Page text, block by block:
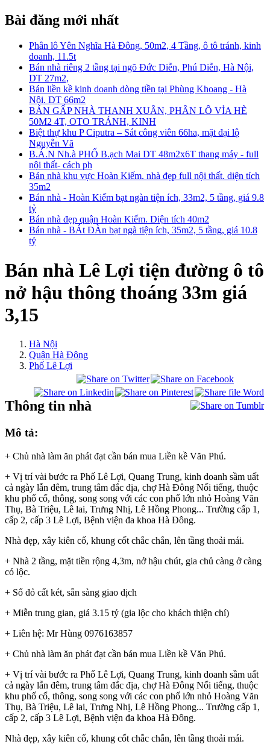
Bài đăng mới nhất
Phân lô Yên Nghĩa Hà Đông, 50m2, 4 Tầng, ô tô tránh, kinh
doanh, 11.5t
Bán nhà riêng 2 tầng tại ngõ Đức Diễn, Phú Diễn, Hà Nội,
DT 27m2,
Bán liền kề kinh doanh dòng tiền tại Phùng Khoang - Hà
Nội. DT 66m2
BÁN GẤP NHÀ THANH XUÂN, PHÂN LÔ VỈA HÈ
50M2 4T, OTO TRÁNH, KINH
Biệt thự khu P Ciputra – Sát công viên 66ha, mặt đại lộ
Nguyễn Vă
B.Á.N Nh.à PHỐ B.ạch Mai DT 48m2x6T thang máy - full
nội thất- cách ph
Bán nhà khu vực Hoàn Kiếm. nhà đẹp full nội thất. diện tích
35m2
Bán nhà - Hoàn Kiếm bạt ngàn tiện ích, 33m2, 5 tầng, giá 9.8
tỷ
Bán nhà đẹp quận Hoàn Kiếm. Diện tích 40m2
Bán nhà - BÁt ĐÀn bạt ngà tiện ích, 35m2, 5 tầng, giá 10.8
tỷ
Bán nhà Lê Lợi tiện đường ô tô
nở hậu thông thoáng 33m giá
3,15
Hà Nội
Quận Hà Đông
Phố Lê Lợi
Thông tin nhà
Mô tả:
+ Chủ nhà làm ăn phát đạt cần bán mua Liền kề Văn Phú.
+ Vị trí vài bước ra Phố Lê Lợi, Quang Trung, kinh doanh sầm uất
cả ngày lẫn đêm, trung tâm đắc địa, chợ Hà Đông Nổi tiếng, thuộc
khu phố cổ, thông, song song với các con phố lớn nhỏ Hoàng Văn
Thụ, Bà Triệu, Lê lai, Trưng Nhị, Lê Hồng Phong... Trường cấp 1,
cấp 2, cấp 3 Lê Lợi, Bệnh viện đa khoa Hà Đông.
Nhà đẹp, xây kiên cố, khung cốt chắc chắn, lên tầng thoải mái.
+ Nhà 2 tầng, mặt tiền rộng 4,3m, nở hậu chút, gia chủ càng ở càng
có lộc.
+ Sổ đỏ cất két, sẵn sàng giao dịch
+ Miễn trung gian, giá 3.15 tỷ (gia lộc cho khách thiện chí)
+ Liên hệ: Mr Hùng 0976163857
+ Chủ nhà làm ăn phát đạt cần bán mua Liền kề Văn Phú.
+ Vị trí vài bước ra Phố Lê Lợi, Quang Trung, kinh doanh sầm uất
cả ngày lẫn đêm, trung tâm đắc địa, chợ Hà Đông Nổi tiếng, thuộc
khu phố cổ, thông, song song với các con phố lớn nhỏ Hoàng Văn
Thụ, Bà Triệu, Lê lai, Trưng Nhị, Lê Hồng Phong... Trường cấp 1,
cấp 2, cấp 3 Lê Lợi, Bệnh viện đa khoa Hà Đông.
Nhà đẹp, xây kiên cố, khung cốt chắc chắn, lên tầng thoải mái.